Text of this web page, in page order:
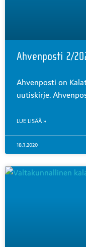
Ahvenposti 2/
Ahvenposti on
uutiskirje.
LUE LISÄÄ »
18.3.2020